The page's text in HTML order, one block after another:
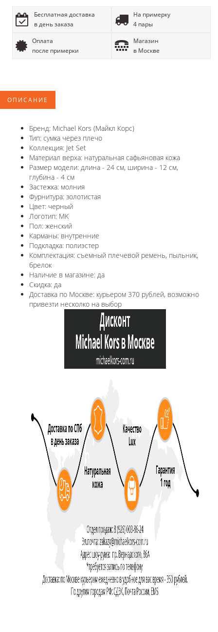
Бесплатная доставка
в день заказа
На примерку
4 пары
Оплата
после примерки
Магазин
в Москве
ОПИСАНИЕ
Бренд: Michael Kors (Майкл Корс)
Тип: сумка через плечо
Коллекция: Jet Set
Материал верха: натуральная сафьяновая кожа
Размер модели: длина - 24 см, ширина - 12 см,
глубина - 4 см
Застежка: молния
Фурнитура: золотистая
Цвет: черный
Логотип: MK
Пол: женский
Карманы: внутренние
Подкладка: полиэстер
Комплектация: съемный плечевой ремень, пыльник,
брелок
Наличие в магазине: да
Скидка: да
Доставка по Москве: курьером 370 рублей, возможно
привезти несколко на выбор